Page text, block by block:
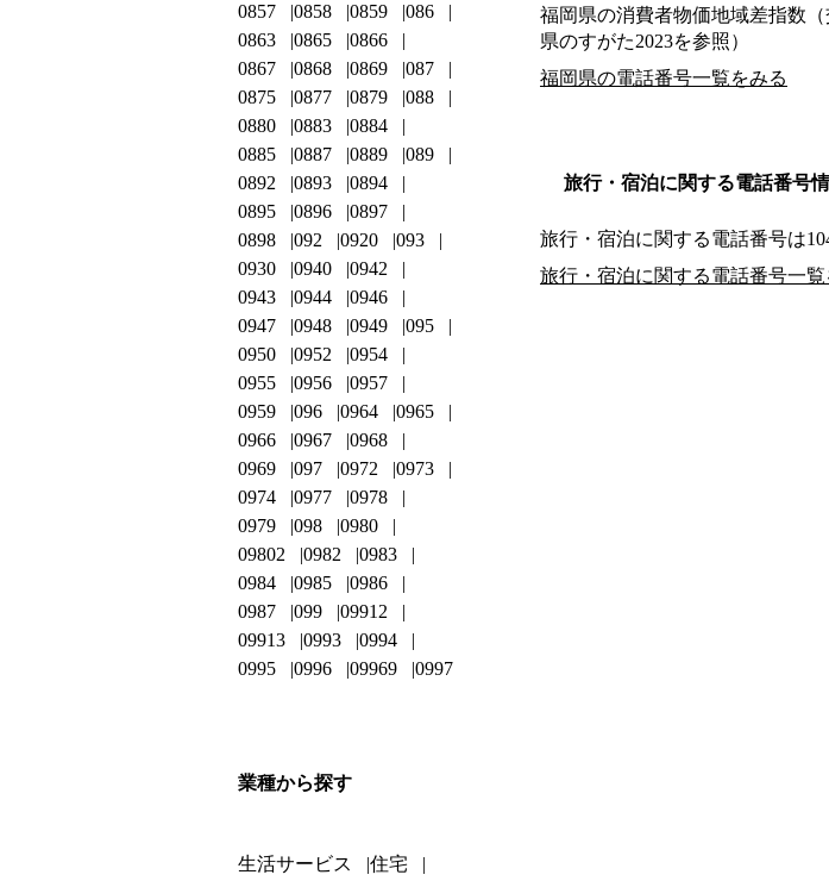
福岡県の消費者物価地域差指数
県のすがた2023を参照）
福岡県の電話番号一覧をみる
旅行・宿泊に関する電話番号
旅行・宿泊に関する電話番号は
旅行・宿泊に関する電話番号一覧
0857
0858 0859
086
0863
0865
0866
0867
0868 0869
087
0875
0877 0879
088
0880
0883
0884
0885
0887 0889
089
0892
0893
0894
0895
0896
0897
0898
092 0920
093
0930
0940
0942
0943
0944
0946
0947
0948 0949
095
0950
0952
0954
0955
0956
0957
0959
096 0964
0965
0966
0967
0968
0969
097 0972
0973
0974
0977
0978
0979
098
0980
09802
0982
0983
0984
0985
0986
0987
099
09912
09913
0993
0994
0995
0996 09969 0997
業種から探す
生活サービス 住宅